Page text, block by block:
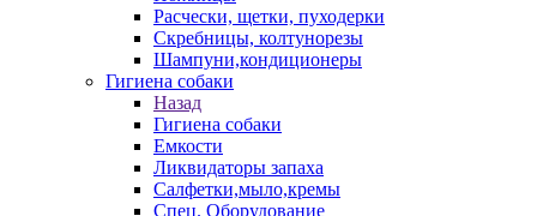
Расчески, щетки, пуходерки
Скребницы, колтунорезы
Шампуни,кондиционеры
Гигиена собаки
Назад
Гигиена собаки
Емкости
Ликвидаторы запаха
Салфетки,мыло,кремы
Спец. Оборудование